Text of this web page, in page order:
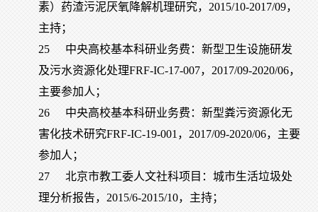
素）药渣污泥厌氧降解机理研究，2015/10-2017/09，
主持；
25
中央高校基本科研业务费：新型卫生设施研发
及污水资源化处理FRF-IC-17-007，2017/09-2020/06，
主要参加人；
26
中央高校基本科研业务费：新型粪污资源化无
害化技术研究FRF-IC-19-001，2017/09-2020/06，主要
参加人；
27
北京市教工委人文社科项目：城市生活垃圾处
理分析报告，2015/6-2015/10，主持；